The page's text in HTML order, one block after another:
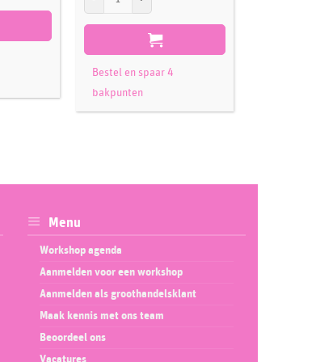
Bestel en spaar 4
bakpunten
Menu
Workshop agenda
Aanmelden voor een workshop
Aanmelden als groothandelsklant
Maak kennis met ons team
Beoordeel ons
Vacatures